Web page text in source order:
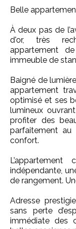
Belle
À deux pas de
d'or, très
appartement
immeuble de
Baigné de
appartement
optimisé et ses
lumineux
profiter des
parfaitement au
confort.
indépendante,
de rangement.
Adresse
sans perte
immédiate des